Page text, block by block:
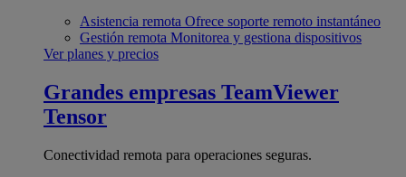
Asistencia remota Ofrece soporte remoto instantáneo
Gestión remota Monitorea y gestiona dispositivos
Ver planes y precios
Grandes empresas TeamViewer
Tensor
Conectividad remota para operaciones seguras.